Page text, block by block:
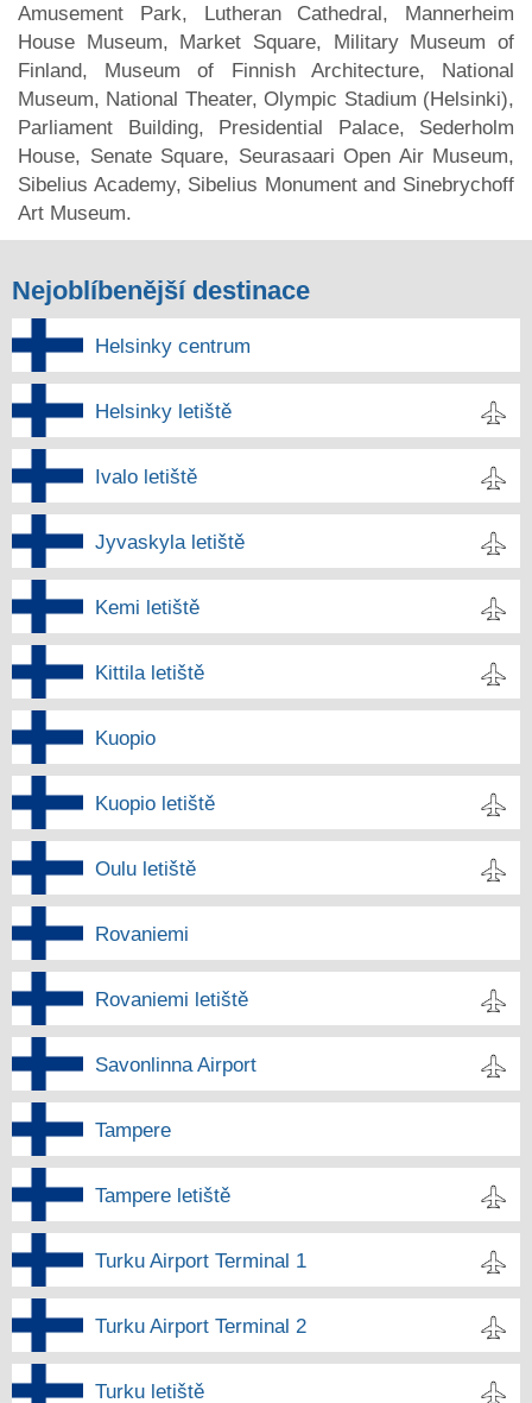
Amusement Park, Lutheran Cathedral, Mannerheim
House Museum, Market Square, Military Museum of
Finland, Museum of Finnish Architecture, National
Museum, National Theater, Olympic Stadium (Helsinki),
Parliament Building, Presidential Palace, Sederholm
House, Senate Square, Seurasaari Open Air Museum,
Sibelius Academy, Sibelius Monument and Sinebrychoff
Art Museum.
Nejoblíbenější destinace
Helsinky centrum
Helsinky letiště
Ivalo letiště
Jyvaskyla letiště
Kemi letiště
Kittila letiště
Kuopio
Kuopio letiště
Oulu letiště
Rovaniemi
Rovaniemi letiště
Savonlinna Airport
Tampere
Tampere letiště
Turku Airport Terminal 1
Turku Airport Terminal 2
Turku letiště